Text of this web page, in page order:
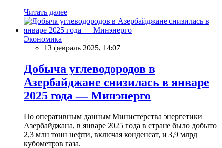
Читать далее
Экономика
13 февраль 2025, 14:07
Добыча углеводородов в
Азербайджане снизилась в январе
2025 года — Минэнерго
По оперативным данным Министерства энергетики
Азербайджана, в январе 2025 года в стране было добыто
2,3 млн тонн нефти, включая конденсат, и 3,9 млрд
кубометров газа.